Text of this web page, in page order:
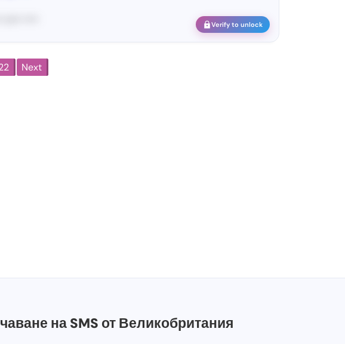
Verify to unlock
Next
на SMS от Великобритания